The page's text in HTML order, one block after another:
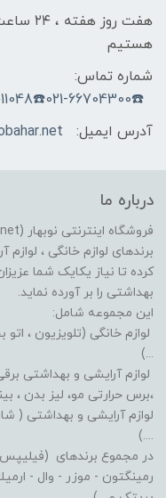
هفت
هستیم
شماره تماس:
☎️021-66704300☎️021-65011048📱09122903930
آدرس ایمیل:
درباره ما
برندهای لوازم خانگی ،
کرده تا نیاز یکایک شما
بهداشتی را بر آورده نماید.
این مجموعه شامل:
لوازم خانگی (تلویزیون ، اتو
...)
لوازم آرایشی و بهداشتی
،برس حرارتی مو، لیز بدن ،
لوازم آرایشی و بهداشتی (
....)
در مجموع برندهای (فیلیپس
رمینگتون - موزر - وال -